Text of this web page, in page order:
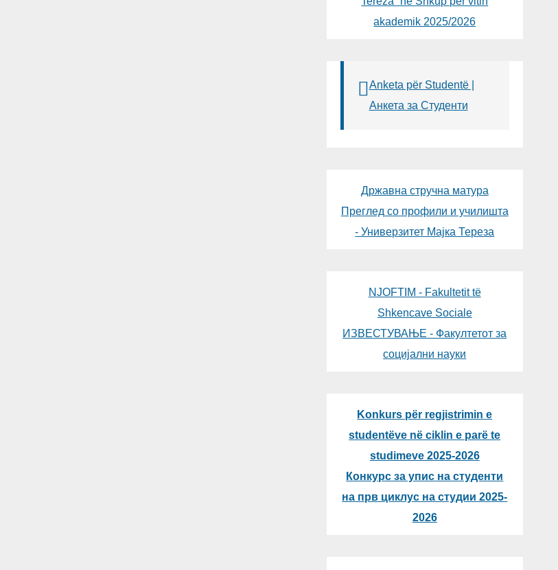
akademik 2025/2026
Anketa për Studentë |
Анкета за Студенти
Државна стручна матура
Преглед со профили и училишта
- Универзитет Мајка Тереза
NJOFTIM - Fakultetit të
Shkencave Sociale
ИЗВЕСТУВАЊЕ - Факултетот за
социјални науки
Konkurs për regjistrimin e
studentëve në ciklin e parë te
studimeve 2025-2026
Конкурс за упис на студенти
на прв циклус на студии 2025-
2026